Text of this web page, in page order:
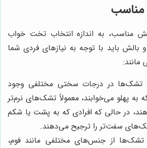
مناسب، به اندازه انتخاب تخت خواب
باید با توجه به نیازهای فردی شما
مانند:
تشک‌ها در درجات سختی مختلفی وجود
به پهلو می‌خوابند، معمولاً تشک‌های نرم‌تر
در حالی که افرادی که به پشت یا شکم
سفت‌تر را ترجیح می‌دهند.
تشک‌ها از جنس‌های مختلفی مانند فوم،